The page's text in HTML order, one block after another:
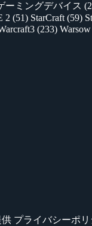
ーミングデバイス
2 (51) StarCraft (59)
(233) Warsow
供 プライバシーポリ